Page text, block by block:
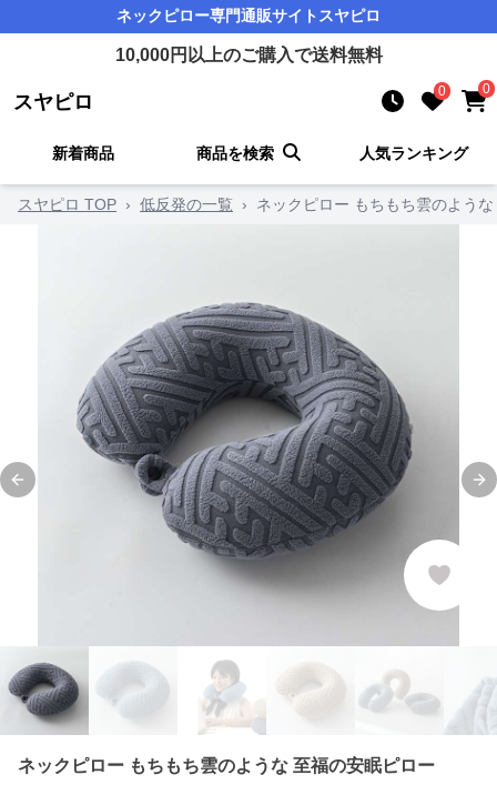
ネックピロー専門通販サイト スヤピロ
10,000円以上のご購入で送料無料
スヤピロ 0 0
新着商品 商品を検索 人気ランキング
スヤピロ TOP › 低反発の一覧 › ネックピロー もちもち雲のよう
Previous slide
ネックピロー もちもち雲のような 至福の安眠ピロー